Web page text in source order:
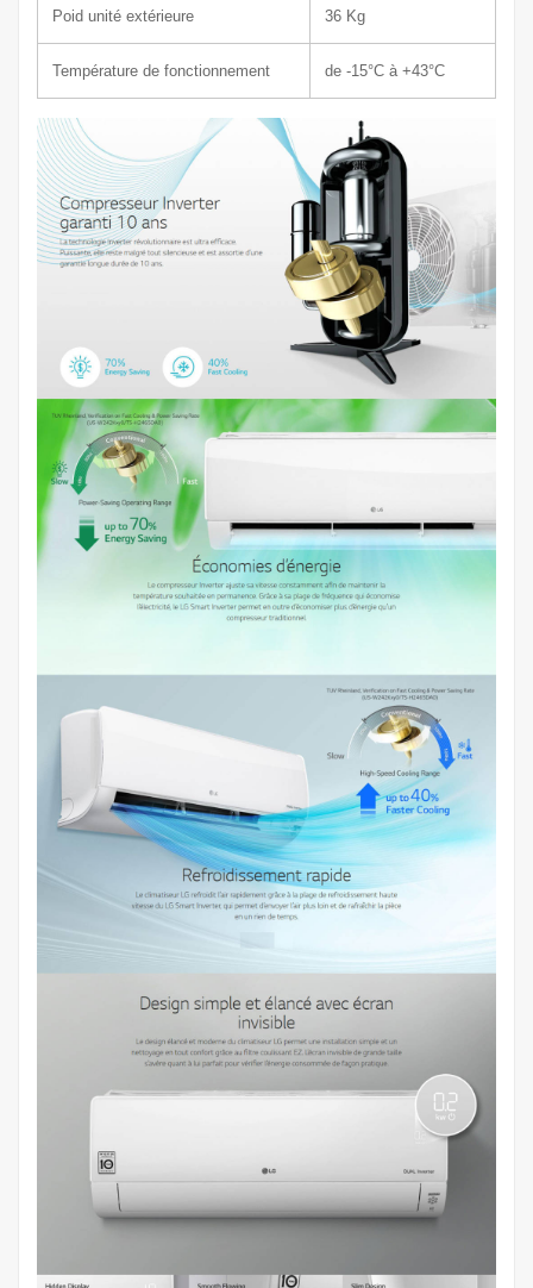
Poid unité extérieure 36 Kg
Température de fonctionnement de -15°C à +43°C